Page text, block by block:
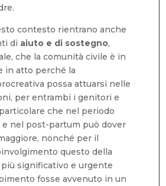
contesto rientrano anche
di aiuto e di sostegno,
che la comunità civile è in
in atto perché la
possa attuarsi nelle
per entrambi i genitori e
che nel periodo
e nel post-partum può dover
nonché per il
questo della
significativo e urgente
fosse avvenuto in un